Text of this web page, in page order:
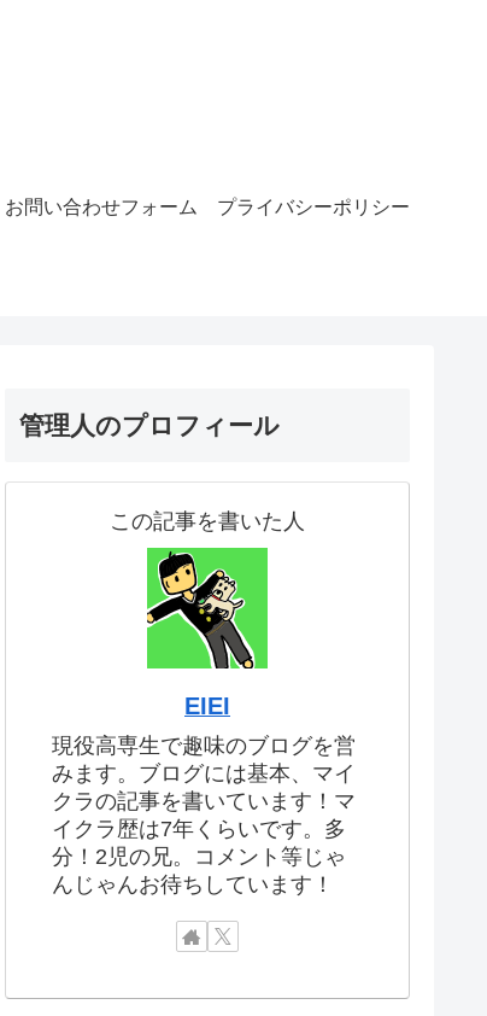
お問い合わせフォーム プライバシーポリシー
管理人のプロフィール
この記事を書いた人
EIEI
現役高専生で趣味のブログを営
みます。ブログには基本、マイ
クラの記事を書いています！マ
イクラ歴は7年くらいです。多
分！2児の兄。コメント等じゃ
んじゃんお待ちしています！